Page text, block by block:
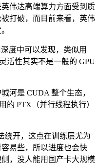
伟达高端算力方面受到质
打破，而目前来看，英伟
度中可以发现，类似用
活性其实不是一般的 GPU
是 CUDA 整个生态，
的 PTX（并行线程执行）
开，这点在训练层尤为
易些，所以进度也会快
，没人能用国产卡大规模